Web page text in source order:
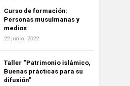
Curso de formación:
Personas musulmanas y
medios
22 junio, 2022
Taller “Patrimonio islámico,
Buenas prácticas para su
difusión”